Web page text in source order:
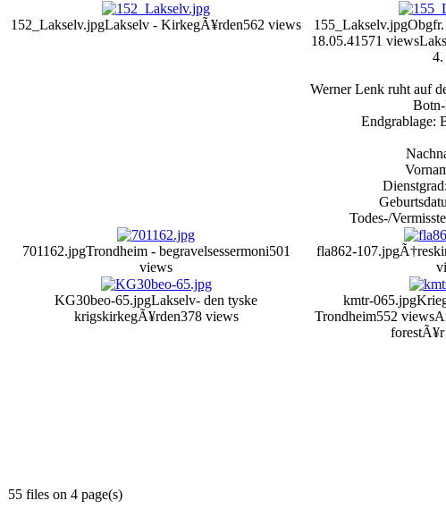
152_Lakselv.jpgLakselv - KirkegÃ¥rden562 views 155_Lakselv.jpg
18.05.41 571 views
4.
Werner Lenk ruht auf
Endgrablage:
Todes-/
701162.jpgTrondheim - begravelsessermoni501
views
fla862-107.jpg
KG30beo-65.jpgLakselv- den tyske
krigskirkegÃ¥rden378 views
kmtr-065.jpg
Trondheim552 views
forestÃ¥r
55 files on 4 page(s)